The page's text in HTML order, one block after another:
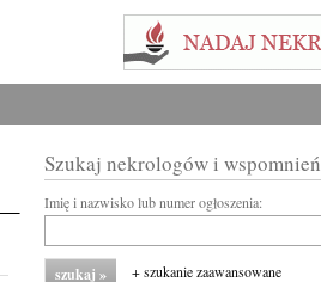
Szukaj nekrologów i wspomnień
Imię i nazwisko lub numer ogłoszenia:
+ szukanie zaawansowane